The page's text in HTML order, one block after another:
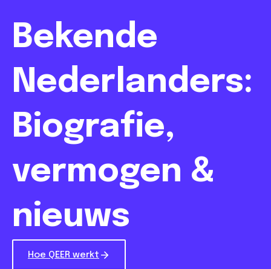
Bekende
Nederlanders:
Biografie,
vermogen &
nieuws
Hoe QEER werkt